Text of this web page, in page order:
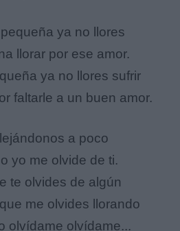
ya no llores
llorar por ese amor.
ya no llores sufrir
faltarle a un buen amor.
a poco
yo me olvide de ti.
te olvides de algún
me olvides llorando
olvídame olvídame...